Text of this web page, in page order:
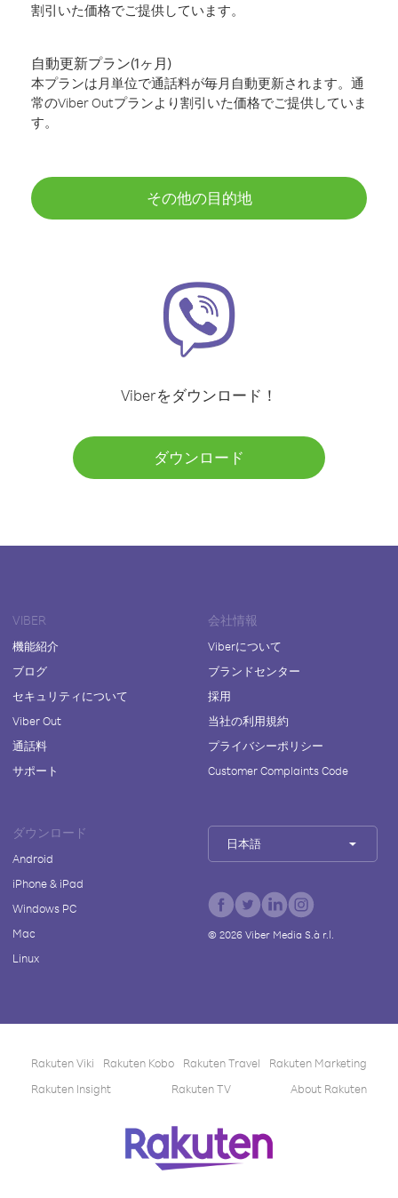
割引いた価格でご提供しています。
自動更新プラン(1ヶ月)
本プランは月単位で通話料が毎月自動更新されます。通
常のViber Outプランより割引いた価格でご提供していま
す。
その他の目的地
Viberをダウンロード！
ダウンロード
VIBER
機能紹介
ブログ
セキュリティについて
Viber Out
通話料
サポート
会社情報
Viberについて
ブランドセンター
採用
当社の利用規約
プライバシーポリシー
Customer Complaints Code
ダウンロード
Android
iPhone & iPad
Windows PC
Mac
Linux
日本語
© 2026Viber Media S.à r.l.
Rakuten Viki Rakuten Kobo Rakuten Travel
Rakuten Marketing
Rakuten Insight
Rakuten TV About Rakuten